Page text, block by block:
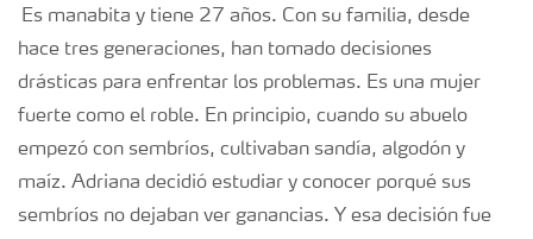
Es manabita y tiene 27 años. Con su familia, desde
hace tres generaciones, han tomado decisiones
drásticas para enfrentar los problemas. Es una mujer
fuerte como el roble. En principio, cuando su abuelo
empezó con sembríos, cultivaban sandía, algodón y
maíz. Adriana decidió estudiar y conocer porqué sus
sembríos no dejaban ver ganancias. Y esa decisión fue